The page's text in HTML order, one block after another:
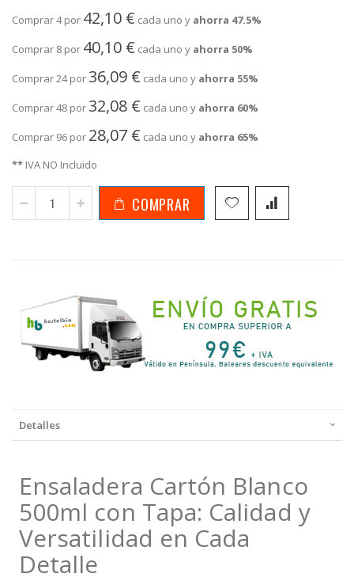
Comprar 4 por 42,10 € cada uno y ahorra 47.5%
Comprar 8 por 40,10 € cada uno y ahorra 50%
Comprar 24 por 36,09 € cada uno y ahorra 55%
Comprar 48 por 32,08 € cada uno y ahorra 60%
Comprar 96 por 28,07 € cada uno y ahorra 65%
** IVA NO Incluido
COMPRAR
Detalles
Ensaladera Cartón Blanco
500ml con Tapa: Calidad y
Versatilidad en Cada
Detalle